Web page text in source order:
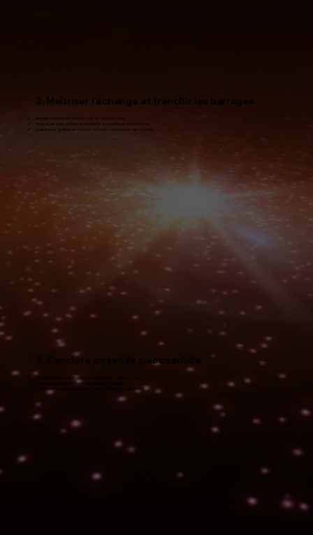
2. Maîtriser l’échange et franchir les barrages
Installer un climat de confiance dès les premiers mots.
Techniques pour contourner standards et secrétaires efficacement.
Questionner, qualifier et valoriser l’échange pour avancer vers l’objectif.
3. Conclure un rendez-vous solide
Savoir détecter le bon moment pour proposer un rendez-vous.
Obtenir un accord sans forcer ni précipiter la décision.
Clarifier les modalités du rendez-vous et renforcer l'engagement.